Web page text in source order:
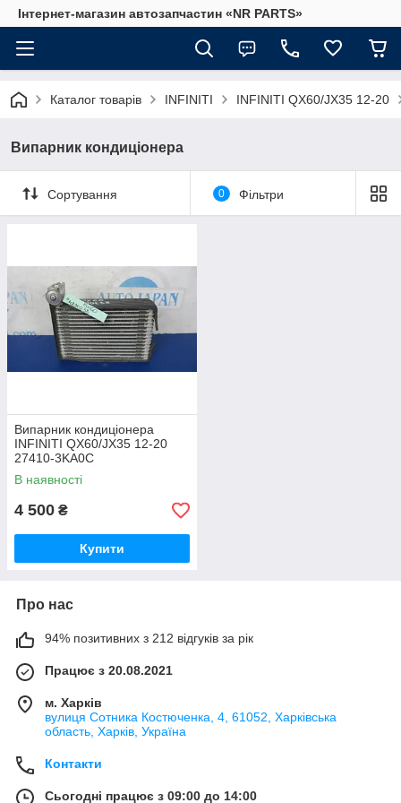
Інтернет-магазин автозапчастин «NR PARTS»
Каталог товарів INFINITI INFINITI QX60/JX35 12-20
Випарник кондиціонера
Сортування 0 Фільтри
Випарник кондиціонера
INFINITI QX60/JX35 12-20
27410-3KA0C
В наявності
4 500 ₴
Купити
Про нас
94% позитивних з 212 відгуків за рік
Працює з 20.08.2021
м. Харків
вулиця Сотника Костюченка, 4, 61052, Харківська
область, Харків, Україна
Контакти
Сьогодні працює з 09:00 до 14:00